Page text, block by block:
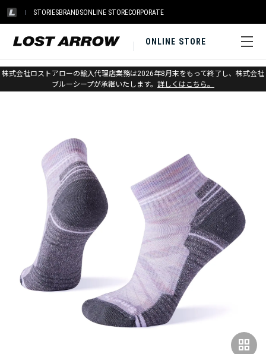
STORIESBRANDSONLINE STORECORPORATE
ONLINE STORE
株式会社ロストアローの輸入代理店業務は2026年8月末をもって終了し、株式会社
ブルーシープが承継いたします。 詳しくはこちら。
ホーム > スマートウール > ソックス > ハイク
grid_view